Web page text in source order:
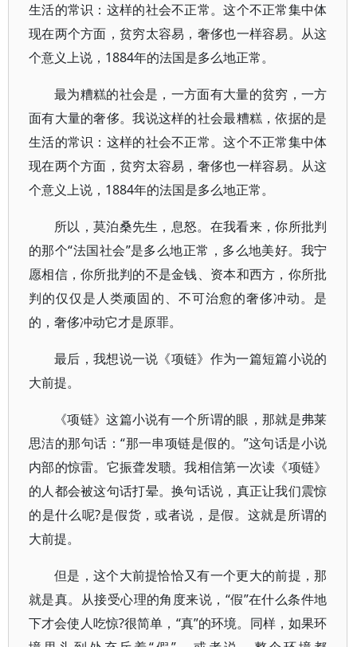
生活的常识：这样的社会不正常。这个不正常集中体
现在两个方面，贫穷太容易，奢侈也一样容易。从这
个意义上说，1884年的法国是多么地正常。
最为糟糕的社会是，一方面有大量的贫穷，一方
面有大量的奢侈。我说这样的社会最糟糕，依据的是
生活的常识：这样的社会不正常。这个不正常集中体
现在两个方面，贫穷太容易，奢侈也一样容易。从这
个意义上说，1884年的法国是多么地正常。
所以，莫泊桑先生，息怒。在我看来，你所批判
的那个“法国社会”是多么地正常，多么地美好。我宁
愿相信，你所批判的不是金钱、资本和西方，你所批
判的仅仅是人类顽固的、不可治愈的奢侈冲动。是
的，奢侈冲动它才是原罪。
最后，我想说一说《项链》作为一篇短篇小说的
大前提。
《项链》这篇小说有一个所谓的眼，那就是弗莱
思洁的那句话：“那一串项链是假的。”这句话是小说
内部的惊雷。它振聋发聩。我相信第一次读《项链》
的人都会被这句话打晕。换句话说，真正让我们震惊
的是什么呢?是假货，或者说，是假。这就是所谓的
大前提。
但是，这个大前提恰恰又有一个更大的前提，那
就是真。从接受心理的角度来说，“假”在什么条件地
下才会使人吃惊?很简单，“真”的环境。同样，如果环